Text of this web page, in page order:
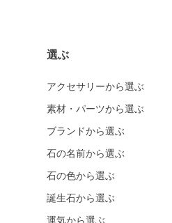
選ぶ
アクセサリーから選ぶ
素材・パーツから選ぶ
ブランドから選ぶ
石の名前から選ぶ
石の色から選ぶ
誕生石から選ぶ
運気から選ぶ